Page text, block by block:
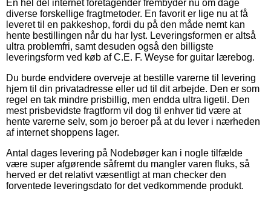
En hel del internet foretagender frembyder nu om dage
diverse forskellige fragtmetoder. En favorit er lige nu at få
leveret til en pakkeshop, fordi du på den måde nemt kan
hente bestillingen når du har lyst. Leveringsformen er altså
ultra problemfri, samt desuden også den billigste
leveringsform ved køb af C.E. F. Weyse for guitar lærebog.
Du burde endvidere overveje at bestille varerne til levering
hjem til din privatadresse eller ud til dit arbejde. Den er som
regel en tak mindre prisbillig, men endda ultra ligetil. Den
mest prisbevidste fragtform vil dog til enhver tid være at
hente varerne selv, som jo beroer på at du lever i nærheden
af internet shoppens lager.
Antal dages levering på Nodebøger kan i nogle tilfælde
være super afgørende såfremt du mangler varen fluks, så
herved er det relativt væsentligt at man checker den
forventede leveringsdato for det vedkommende produkt.